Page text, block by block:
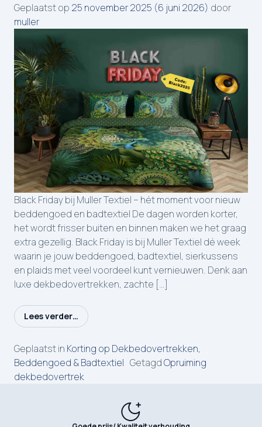
Geplaatst op 25 november 2025 (6 juni 2026) door
muller
Black Friday bij Muller Textiel – hét moment voor nieuw
beddengoed en badtextiel De dagen worden korter,
het wordt frisser buiten en binnen maken we het graag
extra gezellig. Black Friday is bij Muller Textiel dé week
waarin je jouw beddengoed, badtextiel, sierkussens
en plaids met veel voordeel kunt vernieuwen. Denk aan
luxe dekbedovertrekken, zachte […]
Lees verder…
from Black Friday 2025
Geplaatst in Korting op Dekbedovertrekken,
Beddengoed & Badtextiel GetagdOpruiming
dekbedovertrek